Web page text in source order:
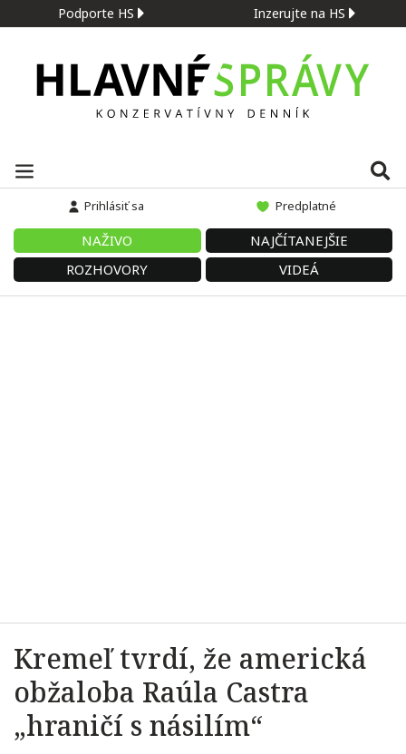
Podporte HS Inzerujte na HS
Prihlásiť sa Predplatné
NAŽIVO
NAJČÍTANEJŠIE
ROZHOVORY
VIDEÁ
Kremeľ tvrdí, že americká
obžaloba Raúla Castra
„hraničí s násilím“